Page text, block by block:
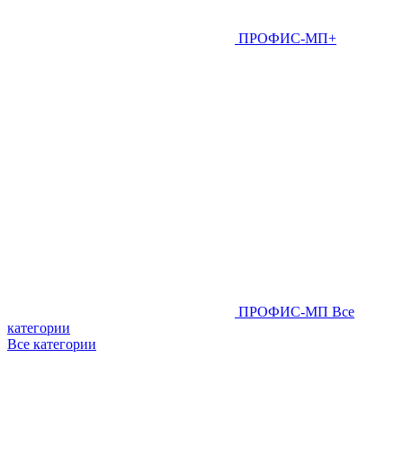
ПРОФИС-МП+
ПРОФИС-МП Все
категории
Все категории